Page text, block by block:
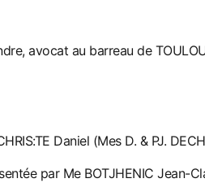
avocat au barreau de
Daniel (Mes D. & PJ.
par Me BOTJHENIC Jean-